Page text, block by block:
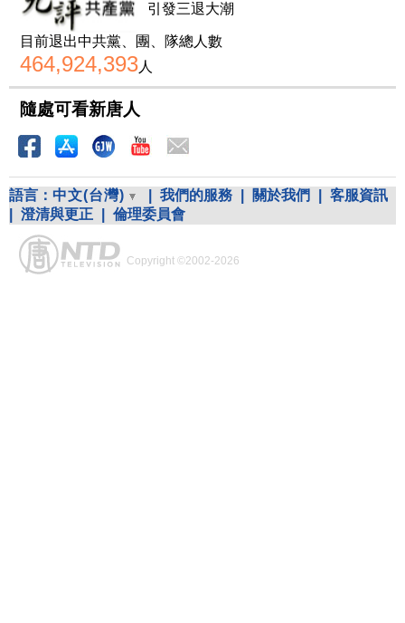
引發三退大潮
目前退出中共黨、團、隊總人數
464,924,393人
隨處可看新唐人
語言： 中文(台灣) 我們的服務 關於我們
客服資訊
澄清與更正 倫理委員會
Copyright ©2002-2026